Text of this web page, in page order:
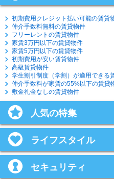
初期費用クレジット払い可能の賃貸
仲介手数料無料の賃貸物件
フリーレントの賃貸物件
家賃3万円以下の賃貸物件
家賃5万円以下の賃貸物件
初期費用が安い賃貸物件
高級賃貸物件
学生割引制度（学割）が適用できる
仲介手数料が家賃の55%以下の賃貸
敷金礼金なしの賃貸物件
人気の特集
ライフスタイル
セキュリティ